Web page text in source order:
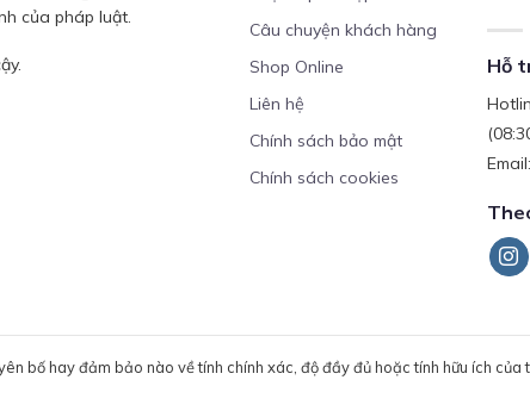
của pháp luật.
Câu chuyện khách hàng
Shop Online
Liên hệ
Chính sách bảo mật
Chính sách cookies
Hỗ
bố hay đảm bảo nào về tính chính xác, độ đầy đủ hoặc tính hữu ích của